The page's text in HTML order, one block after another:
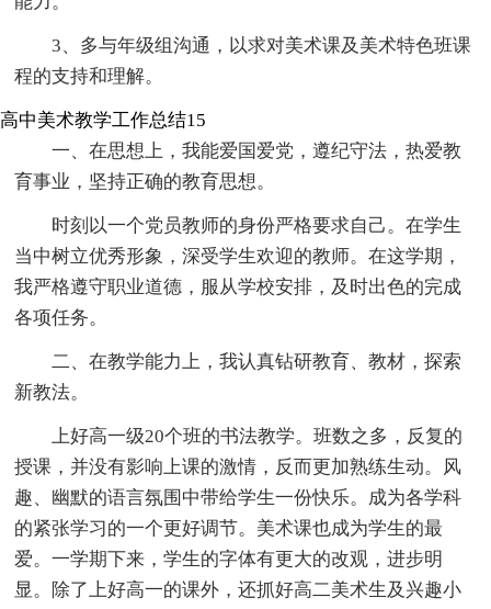
3、多与年级组沟通，以求对美术课及美术特色班课
程的支持和理解。
高中美术教学工作总结15
一、在思想上，我能爱国爱党，遵纪守法，热爱教
育事业，坚持正确的教育思想。
时刻以一个党员教师的身份严格要求自己。在学生
当中树立优秀形象，深受学生欢迎的教师。在这学期，
我严格遵守职业道德，服从学校安排，及时出色的完成
各项任务。
二、在教学能力上，我认真钻研教育、教材，探索
新教法。
上好高一级20个班的书法教学。班数之多，反复的
授课，并没有影响上课的激情，反而更加熟练生动。风
趣、幽默的语言氛围中带给学生一份快乐。成为各学科
的紧张学习的一个更好调节。美术课也成为学生的最
爱。一学期下来，学生的字体有更大的改观，进步明
显。除了上好高一的课外，还抓好高二美术生及兴趣小